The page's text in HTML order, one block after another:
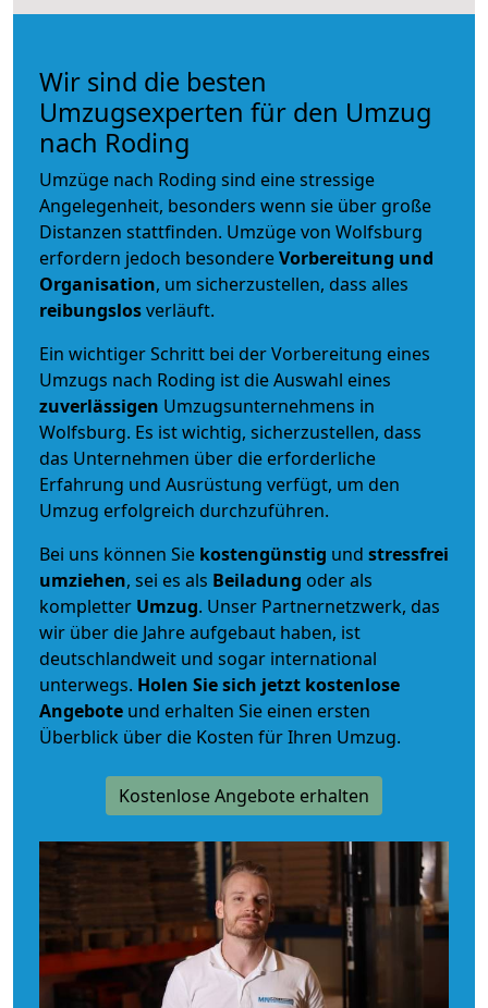
Wir sind die besten
Umzugsexperten für den Umzug
nach Roding
Umzüge nach Roding sind eine stressige
Angelegenheit, besonders wenn sie über große
Distanzen stattfinden. Umzüge von Wolfsburg
erfordern jedoch besondereVorbereitung und
Organisation, um sicherzustellen, dass alles
reibungslosverläuft.
Ein wichtiger Schritt bei der Vorbereitung eines
Umzugs nach Roding ist die Auswahl eines
zuverlässigen Umzugsunternehmens in
Wolfsburg. Es ist wichtig, sicherzustellen, dass
das Unternehmen über die erforderliche
Erfahrung und Ausrüstung verfügt, um den
Umzug erfolgreich durchzuführen.
Bei uns können Sie kostengünstig und stressfrei
umziehen, sei es als Beiladung oder als
kompletter Umzug. Unser Partnernetzwerk, das
wir über die Jahre aufgebaut haben, ist
deutschlandweit und sogar international
unterwegs. Holen Sie sich jetzt kostenlose
Angebote und erhalten Sie einen ersten
Überblick über die Kosten für Ihren Umzug.
Kostenlose Angebote erhalten